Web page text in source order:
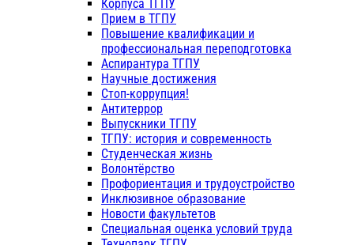
Корпуса ТГПУ
Прием в ТГПУ
Повышение квалификации и
профессиональная переподготовка
Аспирантура ТГПУ
Научные достижения
Стоп-коррупция!
Антитеррор
Выпускники ТГПУ
ТГПУ: история и современность
Студенческая жизнь
Волонтёрство
Профориентация и трудоустройство
Инклюзивное образование
Новости факультетов
Специальная оценка условий труда